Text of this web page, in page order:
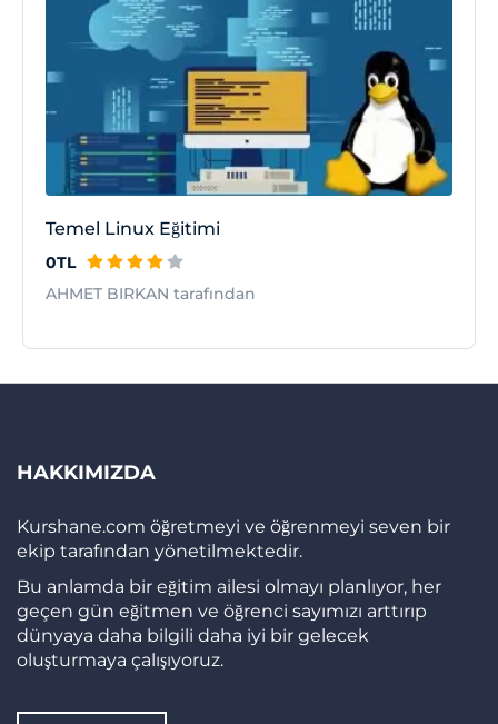
Temel Linux Eğitimi
0TL
AHMET BIRKAN tarafından
HAKKIMIZDA
Kurshane.com öğretmeyi ve öğrenmeyi seven bir
ekip tarafından yönetilmektedir.
Bu anlamda bir eğitim ailesi olmayı planlıyor, her
geçen gün eğitmen ve öğrenci sayımızı arttırıp
dünyaya daha bilgili daha iyi bir gelecek
oluşturmaya çalışıyoruz.